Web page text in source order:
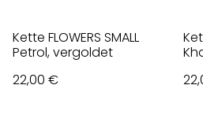
Kette FLOWERS SMALL
Petrol, vergoldet
22,00 €